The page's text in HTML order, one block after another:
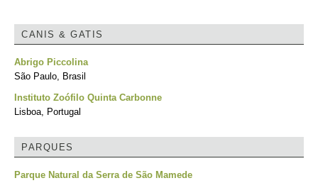
CANIS & GATIS
Abrigo Piccolina
São Paulo, Brasil
Instituto Zoófilo Quinta Carbonne
Lisboa, Portugal
PARQUES
Parque Natural da Serra de São Mamede